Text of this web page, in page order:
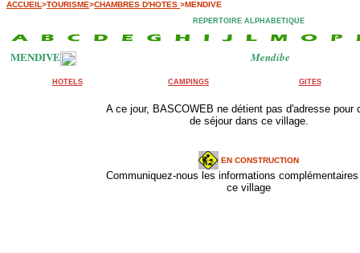
ACCUEIL>TOURISME>CHAMBRES D'HOTES >MENDIVE
REPERTOIRE ALPHABETIQUE
MENDIVE Mendibe
HOTELS CAMPINGS GITES
A ce jour, BASCOWEB ne détient pas d'adresse pour
de séjour dans ce village.
EN CONSTRUCTION
Communiquez-nous les informations
ce village